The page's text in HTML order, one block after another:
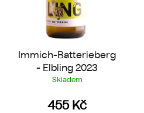
Immich-Batterieberg
- Elbling 2023
Skladem
455 Kč